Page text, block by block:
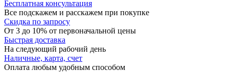
Бесплатная консультация
Все подскажем и расскажем при покупке
Скидка по запросу
От 3 до 10% от первоначальной цены
Быстрая доставка
На следующий рабочий день
Наличные, карта, счет
Оплата любым удобным способом